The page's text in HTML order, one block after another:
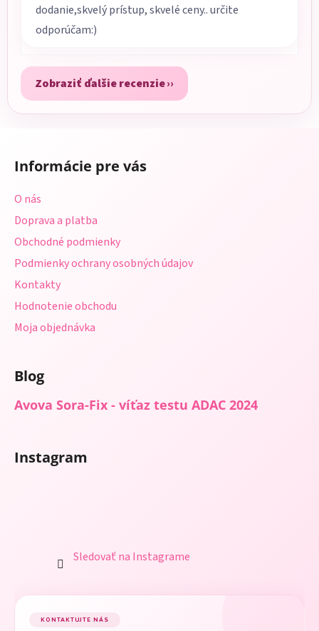
dodanie,skvelý prístup, skvelé ceny.. určite
odporúčam:)
Zobraziť ďalšie recenzie
Informácie pre vás
O nás
Doprava a platba
Obchodné podmienky
Podmienky ochrany osobných údajov
Kontakty
Hodnotenie obchodu
Moja objednávka
Blog
Avova Sora-Fix - víťaz testu ADAC 2024
Instagram
Sledovať na Instagrame
KONTAKTUJTE NÁS